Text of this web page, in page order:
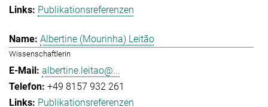
Publikationsreferenzen
Albertine (Mourinha) Leitão
Wissenschaftlerin
albertine.leitao@...
+49 8157 932 261
Publikationsreferenzen